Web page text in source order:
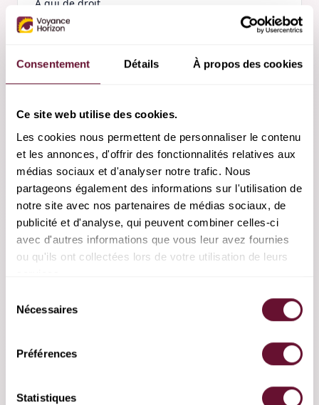
Consentement Détails À propos des cookies
Ce site web utilise des cookies.
Les cookies nous permettent de personnaliser le contenu
et les annonces, d'offrir des fonctionnalités relatives aux
médias sociaux et d'analyser notre trafic. Nous
partageons également des informations sur l'utilisation de
notre site avec nos partenaires de médias sociaux, de
publicité et d'analyse, qui peuvent combiner celles-ci
avec d'autres informations que vous leur avez fournies
ou qu'ils ont collectées lors de votre utilisation de leurs
Nécessaires
Préférences
Statistiques
À qui de droit,
c'est cinq étoiles! éléonore est ma conseillière
préférée!
mes échanges avec elle sont toujours très
Philippe·3 juin 2026
Toujours de bon conseil elle fait pas de
complaisance mais donne les information de facon
tres humaine et professionelle
vous avez été très précise dans ce que vous m'avez
25 mai 2026